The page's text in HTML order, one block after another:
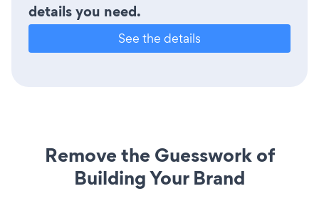
details you need.
See the details
Remove the Guesswork of
Building Your Brand